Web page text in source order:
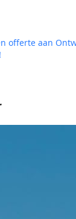
offerte aan